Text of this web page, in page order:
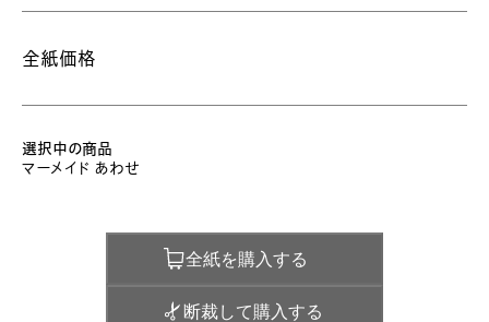
全紙価格
選択中の商品
マーメイド あわせ
全紙を購入する
断裁して購入する